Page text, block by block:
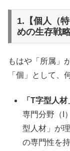
1.【個人（
めの生存戦
もはや「所属」
「個」として、
「T字型人
専門分野（I
型人材」が
の専門性を